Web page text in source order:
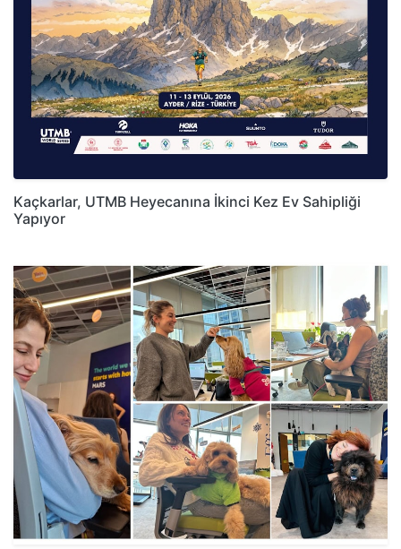
Kaçkarlar, UTMB Heyecanına İkinci Kez Ev Sahipliği
Yapıyor